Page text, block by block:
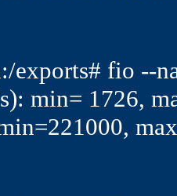
exports# fio --
min= 1726,
min=221000,